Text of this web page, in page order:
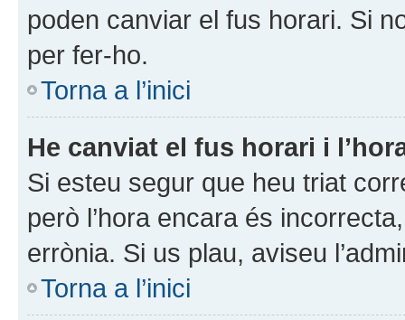
poden canviar el fus horari. Si
per fer-ho.
Torna a l’inici
He canviat el fus horari i
Si esteu segur que heu triat
però l’hora encara és
errònia. Si us plau, aviseu
Torna a l’inici